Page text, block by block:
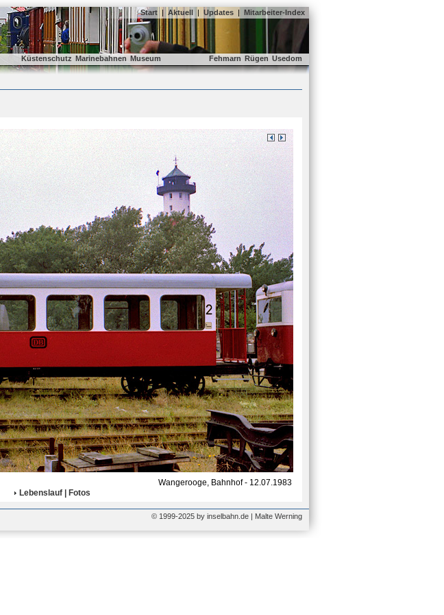
Start | Aktuell | Updates | Mitarbeiter-Index
Küstenschutz Marinebahnen Museum Fehmarn Rügen Usedom
Wangerooge, Bahnhof - 12.07.1983
Lebenslauf | Fotos
© 1999-2025 by inselbahn.de | Malte Werning